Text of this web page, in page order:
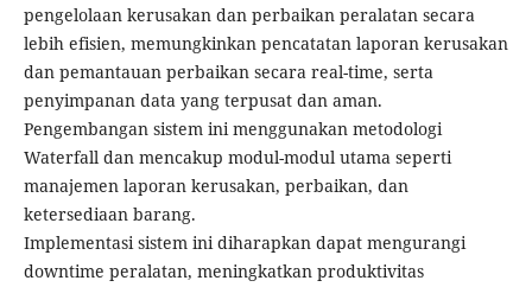
pengelolaan kerusakan dan perbaikan peralatan secara
lebih efisien, memungkinkan pencatatan laporan kerusakan
dan pemantauan perbaikan secara real-time, serta
penyimpanan data yang terpusat dan aman.
Pengembangan sistem ini menggunakan metodologi
Waterfall dan mencakup modul-modul utama seperti
manajemen laporan kerusakan, perbaikan, dan
ketersediaan barang.
Implementasi sistem ini diharapkan dapat mengurangi
downtime peralatan, meningkatkan produktivitas